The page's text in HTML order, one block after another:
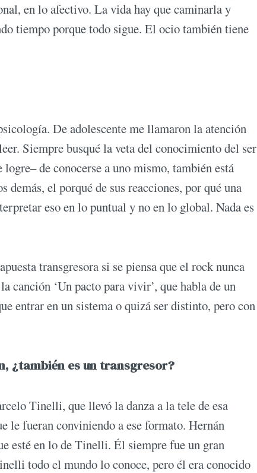
en lo afectivo. La vida hay que caminarla y
tiempo porque todo sigue. El ocio también tiene
De adolescente me llamaron la atención
Siempre busqué la veta del conocimiento del ser
de conocerse a uno mismo, también está
demás, el porqué de sus reacciones, por qué una
eso en lo puntual y no en lo global. Nada es
transgresora si se piensa que el rock nunca
‘Un pacto para vivir’, que habla de un
entrar en un sistema o quizá ser distinto, pero con
¿también es un transgresor?
Tinelli, que llevó la danza a la tele de esa
le fueran conviniendo a ese formato. Hernán
esté en lo de Tinelli. Él siempre fue un gran
todo el mundo lo conoce, pero él era conocido